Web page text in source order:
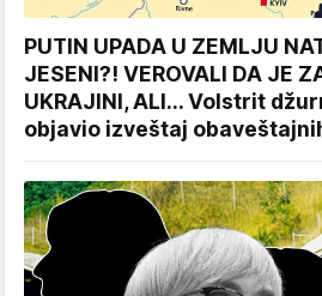
PUTIN UPADA U ZEMLJU
JESENI?! VEROVALI DA JE
UKRAJINI, ALI... Volstrit
objavio izveštaj